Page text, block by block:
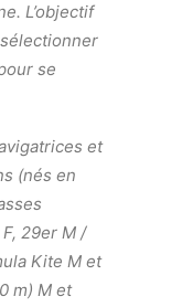
L’objectif
se
et
(nés en
29er M /
Kite M et
m) M et